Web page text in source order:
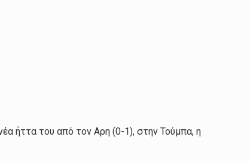
ήττα του από τον Αρη (0-1), στην Τούμπα, η